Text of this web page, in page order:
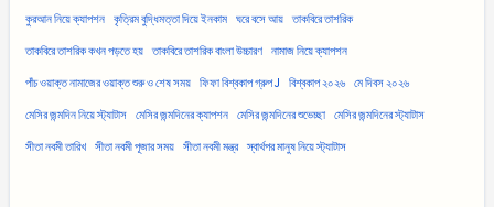
কুরআন নিয়ে ক্যাপশন কৃত্রিম বুদ্ধিমত্তা দিয়ে ইনকাম ঘরে বসে আয় তাকবিরে তাশরিক
তাকবিরে তাশরিক কখন পড়তে হয় তাকবিরে তাশরিক বাংলা উচ্চারণ নামাজ নিয়ে ক্যাপশন
পাঁচ ওয়াক্ত নামাজের ওয়াক্ত শুরু ও শেষ সময় ফিফা বিশ্বকাপ গ্রুপ J বিশ্বকাপ ২০২৬ মে দিবস ২০২৬
মেসির জন্মদিন নিয়ে স্ট্যাটাস মেসির জন্মদিনের ক্যাপশন মেসির জন্মদিনের শুভেচ্ছা মেসির জন্মদিনের স্ট্যাটাস
সীতা নবমী তারিখ সীতা নবমী পূজার সময় সীতা নবমী মন্ত্র স্বার্থপর মানুষ নিয়ে স্ট্যাটাস